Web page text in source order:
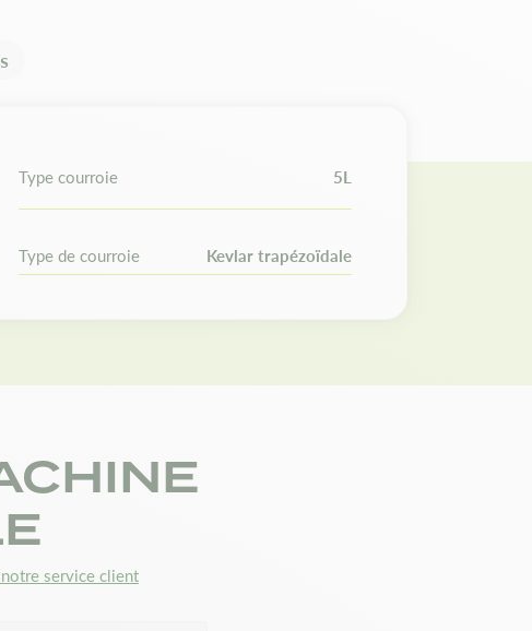
75404171, 954-04171, 95404171, 1706383.
754-0468, 7540468, 954-04171,
: 75404171. Roper : 5A803. Simplicity : 54273,
14, 7-1160. Ventico Garden : MXV5-0420,
Type courroie 5L
Type de courroie Kevlar trapézoïdale
service client